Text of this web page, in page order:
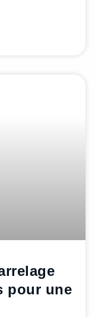
pour une